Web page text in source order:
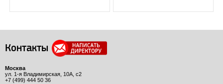
Контакты
Москва
ул. 1-я Владимирская, 10А, с2
+7 (499) 444 50 36